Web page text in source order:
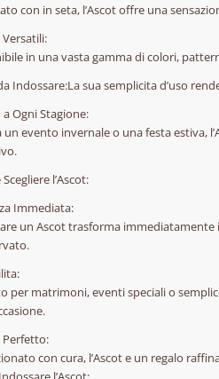
con in seta, l’Ascot offre una
Versatili:
in una vasta gamma di colori,
Indossare:La sua semplicita d’uso
Ogni Stagione:
un evento invernale o una festa estiva,
l’Ascot:
Immediata:
un Ascot trasforma
per matrimoni, eventi speciali o
Perfetto:
con cura, l’Ascot e un regalo